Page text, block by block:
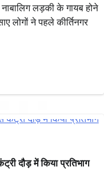
लड़की के गायब होने
लोगों ने पहले कीर्तिनगर
दौड़ में किया प्रतिभाग